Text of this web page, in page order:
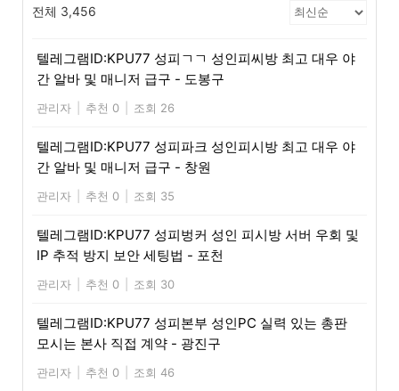
전체 3,456
텔레그램ID:KPU77 성피ㄱㄱ 성인피씨방 최고 대우 야
간 알바 및 매니저 급구 - 도봉구
관리자 추천 0 조회 26
텔레그램ID:KPU77 성피파크 성인피시방 최고 대우 야
간 알바 및 매니저 급구 - 창원
관리자 추천 0 조회 35
텔레그램ID:KPU77 성피벙커 성인 피시방 서버 우회 및
IP 추적 방지 보안 세팅법 - 포천
관리자 추천 0 조회 30
텔레그램ID:KPU77 성피본부 성인PC 실력 있는 총판
모시는 본사 직접 계약 - 광진구
관리자 추천 0 조회 46